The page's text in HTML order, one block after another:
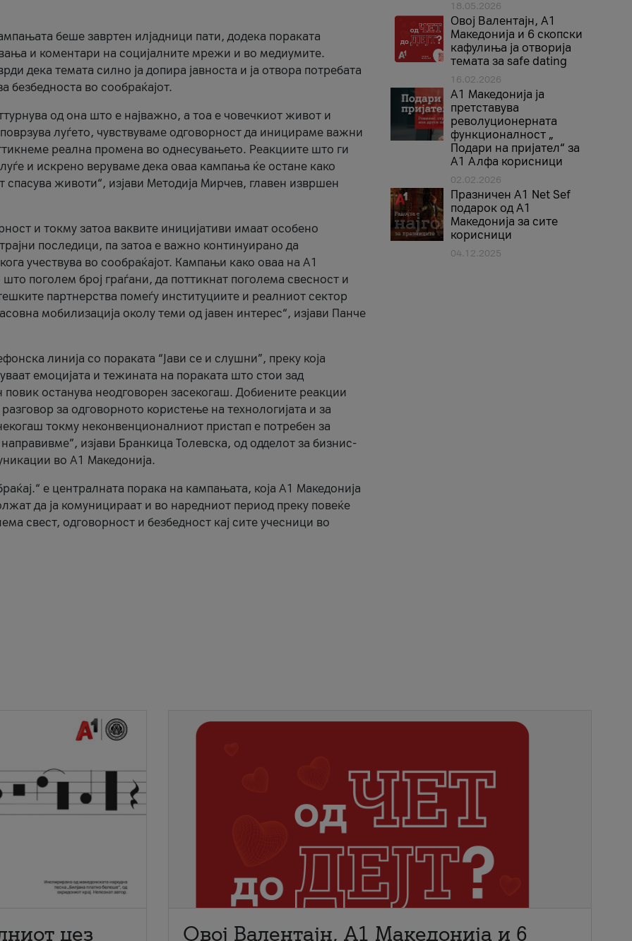
беше завртен илјадници пати, додека пораката
и коментари на социјалните мрежи и во медиумите.
дека темата силно ја допира јавноста и ја отвора потребата
безбедноста во сообраќајот.
од она што е најважно, а тоа е човечкиот живот и
луѓето, чувствуваме одговорност да иницираме важни
реална промена во однесувањето. Реакциите што ги
и искрено веруваме дека оваа кампања ќе остане како
животи“, изјави Методија Мирчев, главен извршен
и токму затоа ваквите иницијативи имаат особено
последици, па затоа е важно континуирано да
учествува во сообраќајот. Кампањи како оваа на A1
поголем број граѓани, да поттикнат поголема свесност и
партнерства помеѓу институциите и реалниот сектор
мобилизација околу теми од јавен интерес“, изјави Панче
линија со пораката “Јави се и слушни”, преку која
емоцијата и тежината на пораката што стои зад
останува неодговорен засекогаш. Добиените реакции
за одговорното користење на технологијата и за
токму неконвенционалниот пристап е потребен за
изјави Бранкица Толевска, од одделот за бизнис-
во А1 Македонија.
е централната порака на кампањата, која A1 Македонија
да ја комуницираат и во наредниот период преку повеќе
свест, одговорност и безбедност кај сите учесници во
18.05.2026
Овој Валентајн, A1
Македонија и 6 скопски
кафулиња ја отворија
темата за safe dating
16.02.2026
А1 Македонија ја
претставува
револуционерната
функционалност „
Подари на пријател“ за
А1 Алфа корисници
02.02.2026
Празничен A1 Net Sеf
подарок од А1
Македонија за сите
корисници
04.12.2025
џез
Овој Валентајн, A1 Македонија и 6